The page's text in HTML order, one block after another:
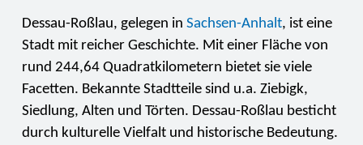
Dessau-Roßlau, gelegen in Sachsen-Anhalt, ist eine
Stadt mit reicher Geschichte. Mit einer Fläche von
rund 244,64 Quadratkilometern bietet sie viele
Facetten. Bekannte Stadtteile sind u.a. Ziebigk,
Siedlung, Alten und Törten. Dessau-Roßlau besticht
durch kulturelle Vielfalt und historische Bedeutung.